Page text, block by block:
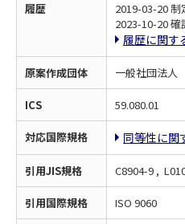
履歴
2019-03-20 制
2023-10-20 確
履歴に関す
原案作成団体 一般社団法
ICS 59.080.01
対応国際規格 同等性に関
引用JIS規格 C8904-9 ,
引用国際規格 ISO 9060